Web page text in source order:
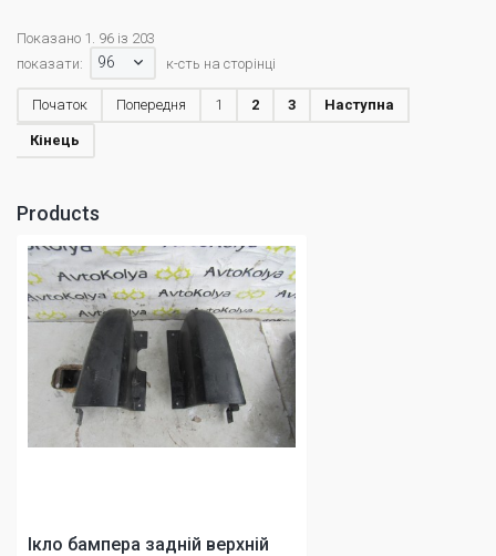
Показано 1. 96 із 203
показати:
96 к-сть на сторінці
Початок Попередня 1 2 3 Наступна
Кінець
Products
Ікло бампера задній верхній